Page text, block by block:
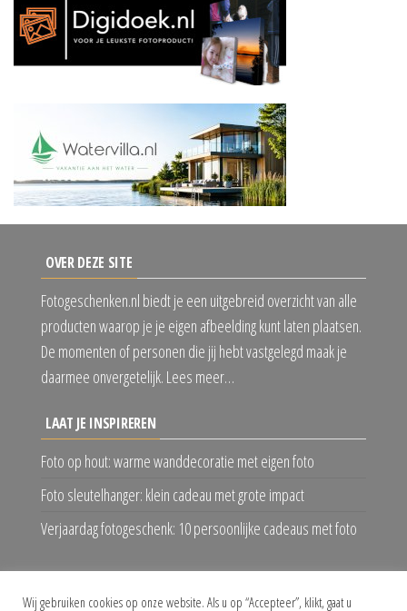
OVER DEZE SITE
Fotogeschenken.nl biedt je een uitgebreid overzicht van alle
producten waarop je je eigen afbeelding kunt laten plaatsen.
De momenten of personen die jij hebt vastgelegd maak je
daarmee onvergetelijk. Lees meer…
LAAT JE INSPIREREN
Foto op hout: warme wanddecoratie met eigen foto
Foto sleutelhanger: klein cadeau met grote impact
Verjaardag fotogeschenk: 10 persoonlijke cadeaus met foto
Wij gebruiken cookies op onze website. Als u op “Accepteer”, klikt, gaat u